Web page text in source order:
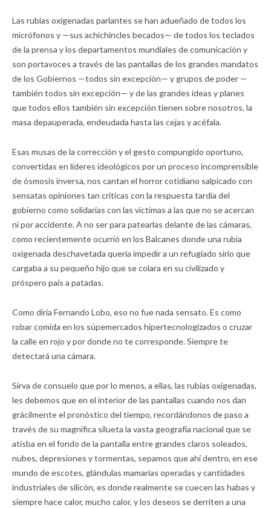
Las rubias oxigenadas parlantes se han adueñado de todos los
micrófonos y —sus achichincles becados— de todos los teclados
de la prensa y los departamentos mundiales de comunicación y
son portavoces a través de las pantallas de los grandes mandatos
de los Gobiernos —todos sin excepción— y grupos de poder —
también todos sin excepción— y de las grandes ideas y planes
que todos ellos también sin excepción tienen sobre nosotros, la
masa depauperada, endeudada hasta las cejas y acéfala.
Esas musas de la corrección y el gesto compungido oportuno,
convertidas en líderes ideológicos por un proceso incomprensible
de ósmosis inversa, nos cantan el horror cotidiano salpicado con
sensatas opiniones tan críticas con la respuesta tardía del
gobierno como solidarias con las víctimas a las que no se acercan
ni por accidente. A no ser para patearlas delante de las cámaras,
como recientemente ocurrió en los Balcanes donde una rubia
oxigenada deschavetada quería impedir a un refugiado sirio que
cargaba a su pequeño hijo que se colara en su civilizado y
próspero país a patadas.
Como diría Fernando Lobo, eso no fue nada sensato. Es como
robar comida en los súpemercados hipertecnologizados o cruzar
la calle en rojo y por donde no te corresponde. Siempre te
detectará una cámara.
Sirva de consuelo que por lo menos, a ellas, las rubias oxigenadas,
les debemos que en el interior de las pantallas cuando nos dan
grácilmente el pronóstico del tiempo, recordándonos de paso a
través de su magnífica silueta la vasta geografía nacional que se
atisba en el fondo de la pantalla entre grandes claros soleados,
nubes, depresiones y tormentas, sepamos que ahí dentro, en ese
mundo de escotes, glándulas mamarias operadas y cantidades
industriales de silicón, es donde realmente se cuecen las habas y
siempre hace calor, mucho calor, y los deseos se derriten a una